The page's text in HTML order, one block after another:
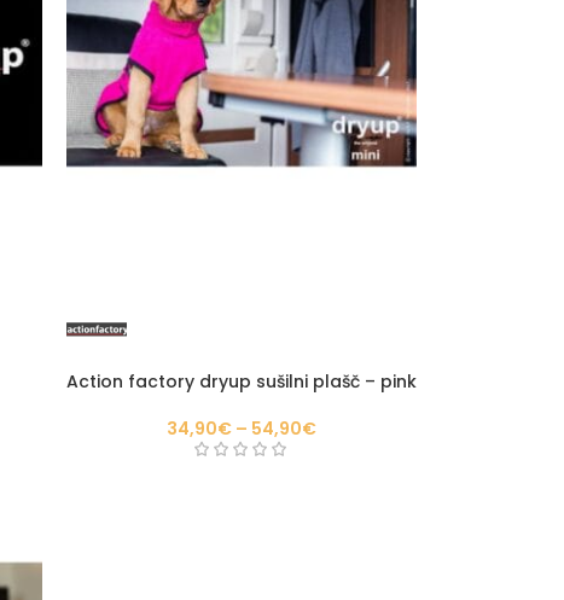
Action factory dryup sušilni plašč – pink
34,90€ – 54,90€